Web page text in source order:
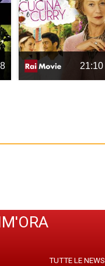
21:10
TUTTE LE NEWS